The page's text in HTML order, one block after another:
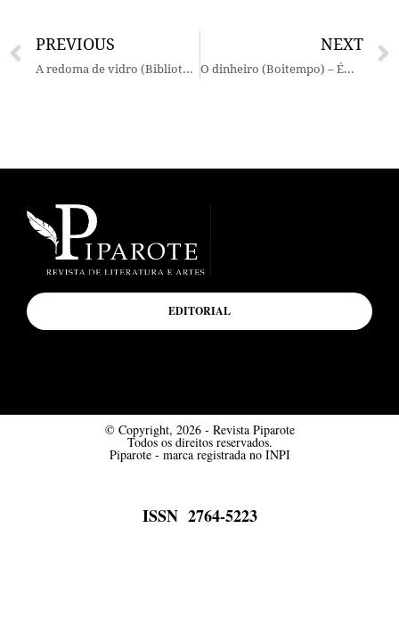
PREVIOUS
A redoma de vidro (Biblioteca Azul) – Sylvia Plath
NEXT
O dinheiro (Boitempo) – Émile Zola
EDITORIAL
© Copyright, 2026 - Revista Piparote
Todos os direitos reservados.
Piparote - marca registrada no INPI
ISSN 2764-5223